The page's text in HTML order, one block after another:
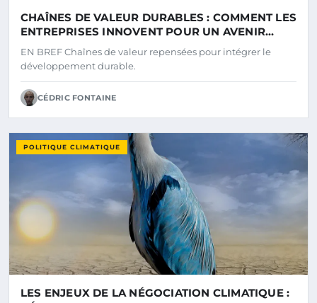
CHAÎNES DE VALEUR DURABLES : COMMENT LES
ENTREPRISES INNOVENT POUR UN AVENIR
PLUS RESPONSABLE
EN BREF Chaînes de valeur repensées pour intégrer le
développement durable.
CÉDRIC FONTAINE
POLITIQUE CLIMATIQUE
LES ENJEUX DE LA NÉGOCIATION CLIMATIQUE :